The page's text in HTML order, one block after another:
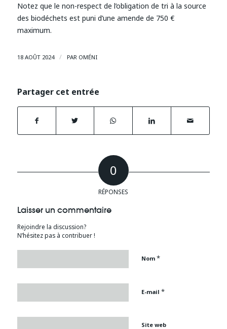
Notez que le non-respect de l’obligation de tri à la source
des biodéchets est puni d’une amende de 750 €
maximum.
18 AOÛT 2024 / PAR OMÉNI
Partager cet entrée
0
RÉPONSES
Laisser un commentaire
Rejoindre la discussion?
N’hésitez pas à contribuer !
Nom *
E-mail *
Site web